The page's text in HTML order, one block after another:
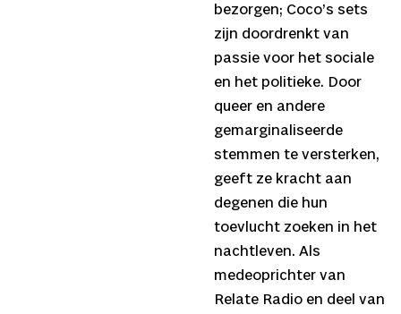
bezorgen; Coco’s sets
zijn doordrenkt van
passie voor het sociale
en het politieke. Door
queer en andere
gemarginaliseerde
stemmen te versterken,
geeft ze kracht aan
degenen die hun
toevlucht zoeken in het
nachtleven. Als
medeoprichter van
Relate Radio en deel van